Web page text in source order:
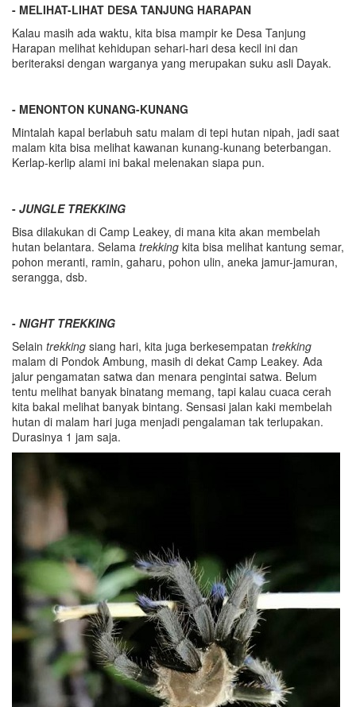
- MELIHAT-LIHAT DESA TANJUNG HARAPAN
Kalau masih ada waktu, kita bisa mampir ke Desa Tanjung
Harapan melihat kehidupan sehari-hari desa kecil ini dan
beriteraksi dengan warganya yang merupakan suku asli Dayak.
- MENONTON KUNANG-KUNANG
Mintalah kapal berlabuh satu malam di tepi hutan nipah, jadi saat
malam kita bisa melihat kawanan kunang-kunang beterbangan.
Kerlap-kerlip alami ini bakal melenakan siapa pun.
- JUNGLE TREKKING
Bisa dilakukan di Camp Leakey, di mana kita akan membelah
hutan belantara. Selama trekking kita bisa melihat kantung semar,
pohon meranti, ramin, gaharu, pohon ulin, aneka jamur-jamuran,
serangga, dsb.
- NIGHT TREKKING
Selain trekking siang hari, kita juga berkesempatan trekking
malam di Pondok Ambung, masih di dekat Camp Leakey. Ada
jalur pengamatan satwa dan menara pengintai satwa. Belum
tentu melihat banyak binatang memang, tapi kalau cuaca cerah
kita bakal melihat banyak bintang. Sensasi jalan kaki membelah
hutan di malam hari juga menjadi pengalaman tak terlupakan.
Durasinya 1 jam saja.